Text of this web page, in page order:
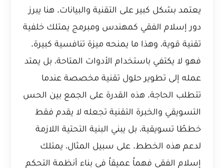
يعتمد بشكل كبير على التقنية والبيانات. هنا يبرز
دور إسلام الفقي كمهندس ومبرمج يمتلك خلفية
تقنية قوية، وهذا ما يمنحه ميزة تنافسية كبيرة.
فهو لا يكتفي باستخدام الأدوات المتاحة، بل يمتد
عمله إلى تطوير حلول تقنية مخصصة عندما
تتطلب الحاجة. هذه القدرة على الجمع بين الحس
التسويقي والخبرة التقنية تجعله لا يقدم فقط
خططًا تسويقية، بل يبني البنية التحتية اللازمة
لدعم هذه الخطط. على سبيل المثال، يمتلك
إسلام الفقي فهماً عميقاً في بناء أنظمة التحكم